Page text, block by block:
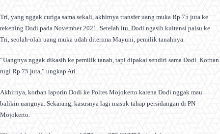
Tri, yang nggak curiga sama sekali, akhirnya transfer uang muka Rp 75 juta ke
rekening Dodi pada November 2021. Setelah itu, Dodi ngasih kuitansi palsu ke
Tri, seolah-olah uang muka udah diterima Mayuni, pemilik tanahnya.
“Uangnya nggak dikasih ke pemilik tanah, tapi dipakai sendiri sama Dodi. Korban
rugi Rp 75 juta,” ungkap Ari.
Akhirnya, korban laporin Dodi ke Polres Mojokerto karena Dodi nggak mau
balikin uangnya. Sekarang, kasusnya lagi masuk tahap persidangan di PN
Mojokerto.